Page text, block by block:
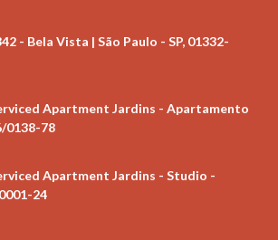
- Bela Vista | São Paulo - SP, 01332-
Apartment Jardins - Apartamento
0138-78
Apartment Jardins - Studio -
24